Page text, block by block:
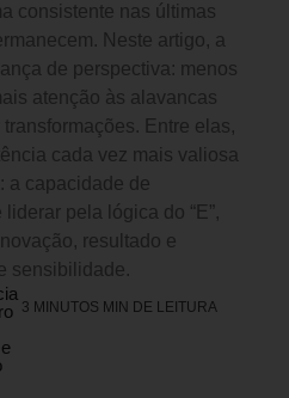
consistente nas últimas
Neste artigo, a
de perspectiva: menos
atenção às alavancas
Entre elas,
cada vez mais valiosa
a capacidade de
pela lógica do “E”,
resultado e
sensibilidade.
3 MINUTOS MIN DE LEITURA